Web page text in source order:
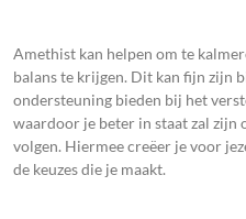
Amethist kan helpen om te
balans te krijgen. Dit kan fijn zijn
ondersteuning bieden bij het
waardoor je beter in staat zal zijn
volgen. Hiermee creëer je voor
de keuzes die je maakt.